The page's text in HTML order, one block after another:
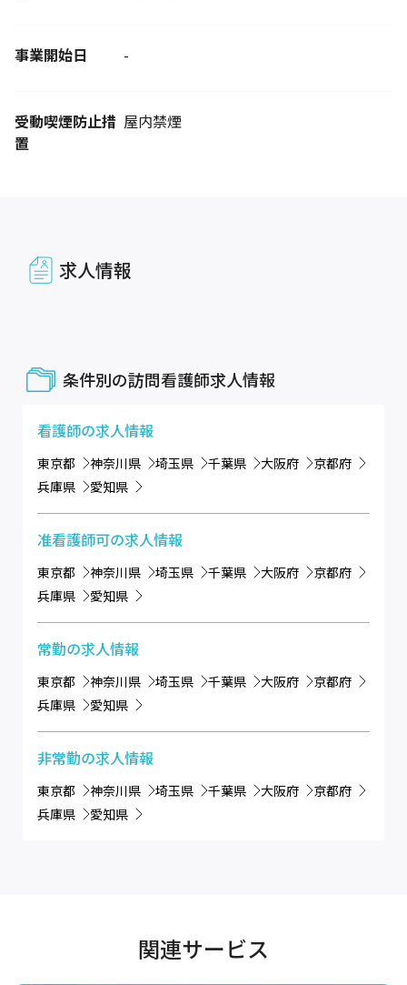
事業開始日 -
受動喫煙防止措
置
屋内禁煙
求人情報
条件別の訪問看護師求人情報
看護師の求人情報
東京都 神奈川県 埼玉県 千葉県 大阪府
京都府
兵庫県
愛知県
准看護師可の求人情報
東京都 神奈川県 埼玉県 千葉県 大阪府
京都府
兵庫県
愛知県
常勤の求人情報
東京都 神奈川県 埼玉県 千葉県 大阪府
京都府
兵庫県
愛知県
非常勤の求人情報
東京都 神奈川県 埼玉県 千葉県 大阪府
京都府
兵庫県
愛知県
関連サービス